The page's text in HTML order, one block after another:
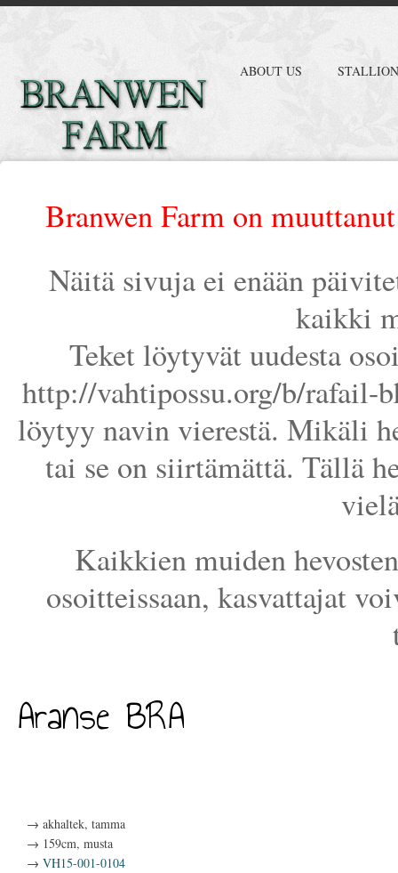
ABOUT US
Branwen Farm on
Näitä sivuja ei enään
kaikki
Teket löytyvät uudesta
http://vahtipossu.org/b/rafail-
löytyy navin vierestä. Mikäli
tai se on siirtämättä. Tällä
Kaikkien muiden
osoitteissaan, kasvattajat
Aranse BRA
→ akhaltek, tamma
→ 159cm, musta
→ VH15-001-0104